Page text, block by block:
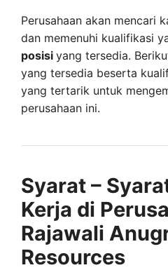
Perusahaan akan mencari
dan memenuhi kualifikasi
posisi yang tersedia.
yang tersedia beserta
yang tertarik untuk
perusahaan ini.
Syarat –
Kerja di
Rajawali
Resources